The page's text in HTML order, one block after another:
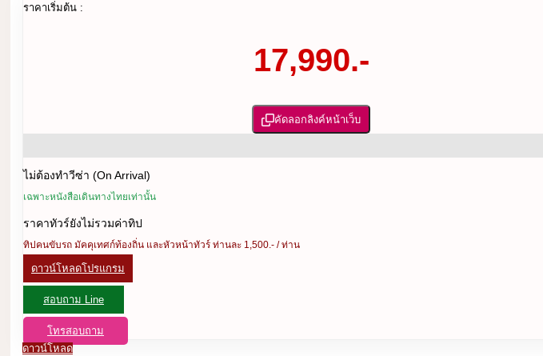
ราคาเริ่มต้น :
17,990.-
คัดลอกลิงค์หน้าเว็บ
ไม่ต้องทำวีซ่า (On Arrival)
เฉพาะหนังสือเดินทางไทยเท่านั้น
ราคาทัวร์ยังไม่รวมค่าทิป
ทิปคนขับรถ มัคคุเทศก์ท้องถิ่น และหัวหน้าทัวร์ ท่านละ 1,500.- / ท่าน
ดาวน์โหลดโปรแกรม
สอบถาม Line
โทรสอบถาม
ดาวน์โหลด